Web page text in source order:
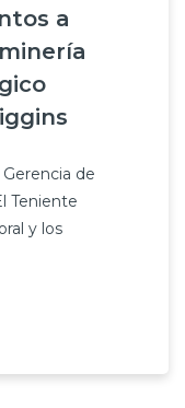
a
de
Teniente
y los